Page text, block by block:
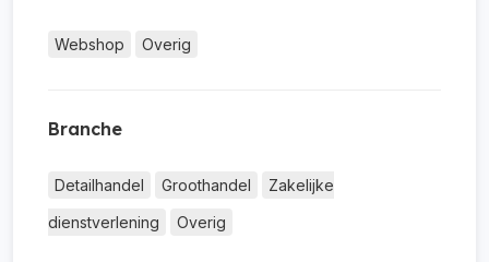
Webshop Overig
Branche
Detailhandel Groothandel
Zakelijke
dienstverlening
Overig